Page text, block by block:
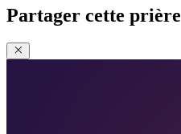
Partager cette prière